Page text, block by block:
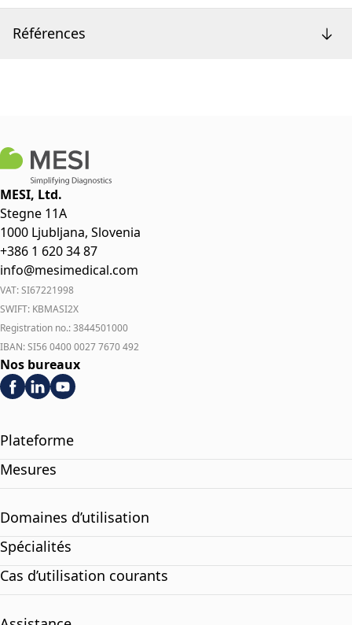
Références
MESI, Ltd.
Stegne 11A
1000 Ljubljana, Slovenia
+386 1 620 34 87
info@mesimedical.com
VAT: SI67221998
SWIFT: KBMASI2X
Registration no.: 3844501000
IBAN: SI56 0400 0027 7670 492
Nos bureaux
Plateforme
Mesures
Domaines d’utilisation
Spécialités
Cas d’utilisation courants